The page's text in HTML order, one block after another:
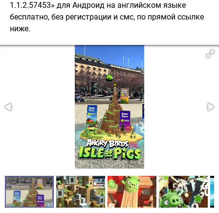
1.1.2.57453» для Андроид на английском языке
бесплатно, без регистрации и смс, по прямой ссылке
ниже.